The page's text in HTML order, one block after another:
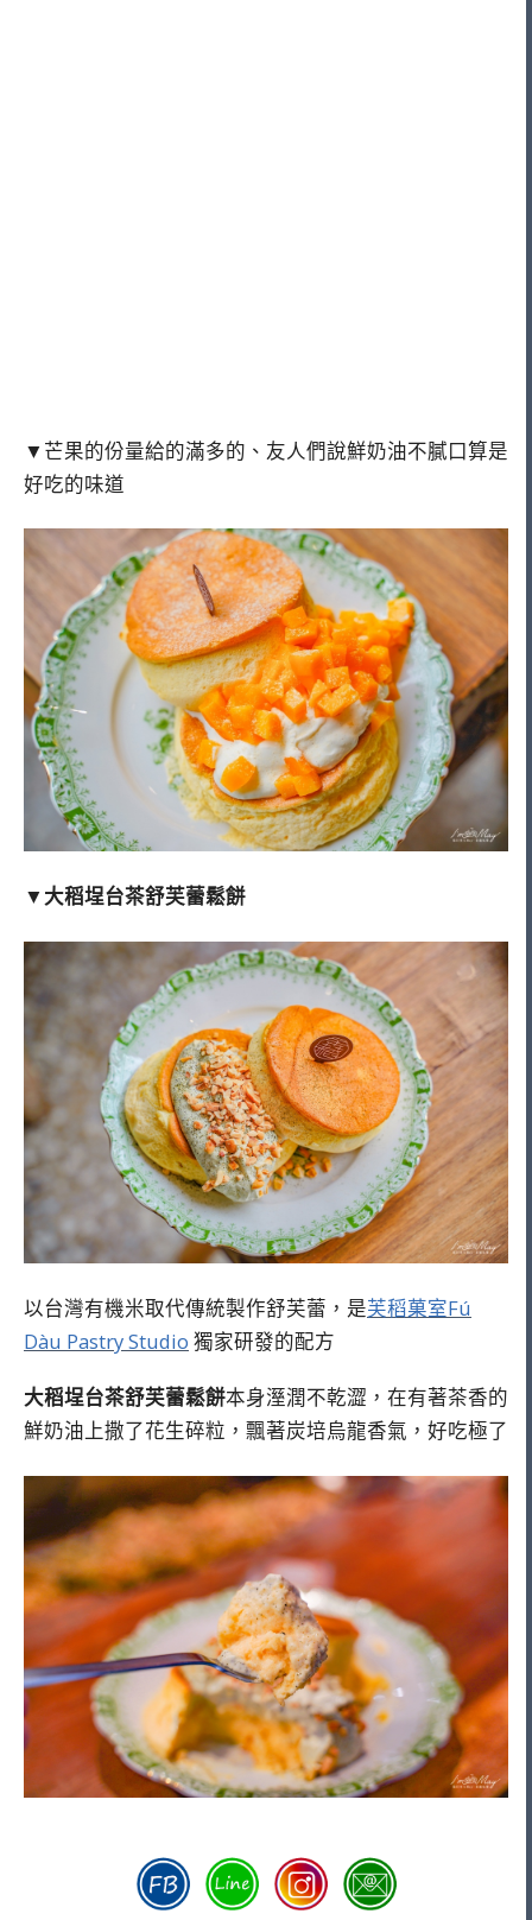
▼芒果的份量給的滿多的、友人們說鮮奶油不膩口算是
好吃的味道
▼大稻埕台茶舒芙蕾鬆餅
以台灣有機米取代傳統製作舒芙蕾，是芙稻菓室Fú
Dàu Pastry Studio 獨家研發的配方
大稻埕台茶舒芙蕾鬆餅本身溼潤不乾澀，在有著茶香的
鮮奶油上撒了花生碎粒，飄著炭培烏龍香氣，好吃極了